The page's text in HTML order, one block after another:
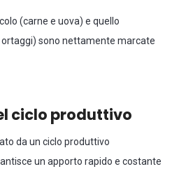
(carne e uova) e quello
sono nettamente marcate
ciclo produttivo
da un ciclo produttivo
un apporto rapido e costante